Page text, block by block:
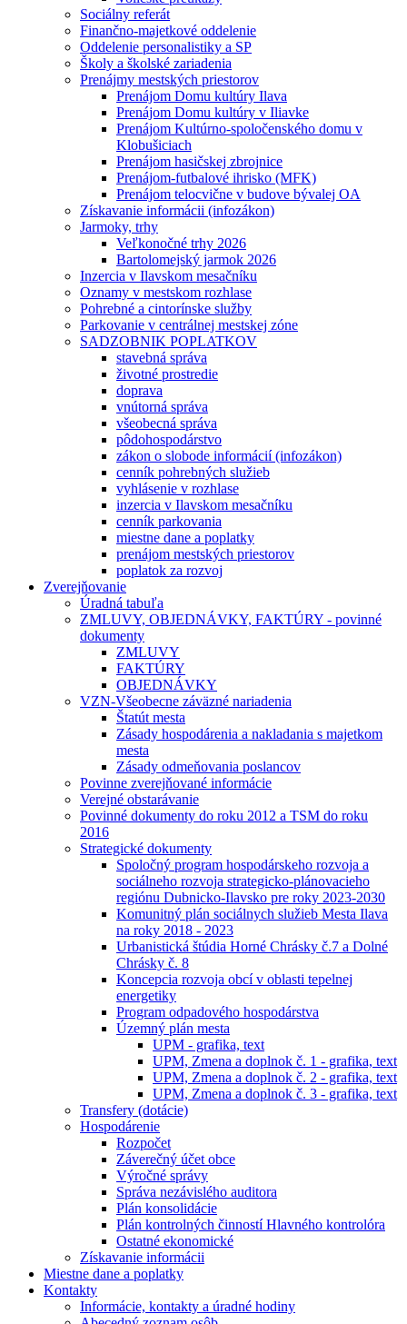
Sociálny referát
Finančno-majetkové oddelenie
Oddelenie personalistiky a SP
Školy a školské zariadenia
Prenájmy mestských priestorov
Prenájom Domu kultúry Ilava
Prenájom Domu kultúry v Iliavke
Prenájom Kultúrno-spoločenského domu v
Klobušiciach
Prenájom hasičskej zbrojnice
Prenájom-futbalové ihrisko (MFK)
Prenájom telocvične v budove bývalej OA
Získavanie informácii (infozákon)
Jarmoky, trhy
Veľkonočné trhy 2026
Bartolomejský jarmok 2026
Inzercia v Ilavskom mesačníku
Oznamy v mestskom rozhlase
Pohrebné a cintorínske služby
Parkovanie v centrálnej mestskej zóne
SADZOBNIK POPLATKOV
stavebná správa
životné prostredie
doprava
vnútorná správa
všeobecná správa
pôdohospodárstvo
zákon o slobode informácií (infozákon)
cenník pohrebných služieb
vyhlásenie v rozhlase
inzercia v Ilavskom mesačníku
cenník parkovania
miestne dane a poplatky
prenájom mestských priestorov
poplatok za rozvoj
Zverejňovanie
Úradná tabuľa
ZMLUVY, OBJEDNÁVKY, FAKTÚRY - povinné
dokumenty
ZMLUVY
FAKTÚRY
OBJEDNÁVKY
VZN-Všeobecne záväzné nariadenia
Štatút mesta
Zásady hospodárenia a nakladania s majetkom
mesta
Zásady odmeňovania poslancov
Povinne zverejňované informácie
Verejné obstarávanie
Povinné dokumenty do roku 2012 a TSM do roku
2016
Strategické dokumenty
Spoločný program hospodárskeho rozvoja a
sociálneho rozvoja strategicko-plánovacieho
regiónu Dubnicko-Ilavsko pre roky 2023-2030
Komunitný plán sociálnych služieb Mesta Ilava
na roky 2018 - 2023
Urbanistická štúdia Horné Chrásky č.7 a Dolné
Chrásky č. 8
Koncepcia rozvoja obcí v oblasti tepelnej
energetiky
Program odpadového hospodárstva
Územný plán mesta
UPM - grafika, text
UPM, Zmena a doplnok č. 1 - grafika, text
UPM, Zmena a doplnok č. 2 - grafika, text
UPM, Zmena a doplnok č. 3 - grafika, text
Transfery (dotácie)
Hospodárenie
Rozpočet
Záverečný účet obce
Výročné správy
Správa nezávislého auditora
Plán konsolidácie
Plán kontrolných činností Hlavného kontrolóra
Ostatné ekonomické
Získavanie informácii
Miestne dane a poplatky
Kontakty
Informácie, kontakty a úradné hodiny